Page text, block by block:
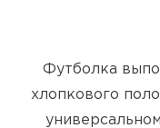
Футболка
хлопкового